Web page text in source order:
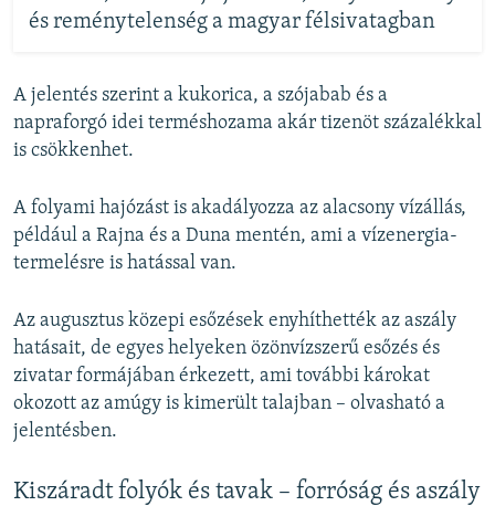
és reménytelenség a magyar félsivatagban
A jelentés szerint a kukorica, a szójabab és a
napraforgó idei terméshozama akár tizenöt százalékkal
is csökkenhet.
A folyami hajózást is akadályozza az alacsony vízállás,
például a Rajna és a Duna mentén, ami a vízenergia-
termelésre is hatással van.
Az augusztus közepi esőzések enyhíthették az aszály
hatásait, de egyes helyeken özönvízszerű esőzés és
zivatar formájában érkezett, ami további károkat
okozott az amúgy is kimerült talajban – olvasható a
jelentésben.
Kiszáradt folyók és tavak – forróság és aszály